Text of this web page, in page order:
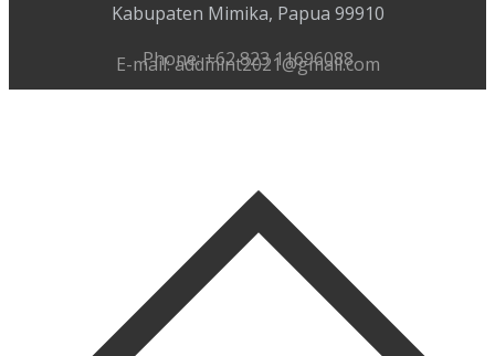
Kabupaten Mimika, Papua 99910
Phone: +62 823 11696088
E-mail: addmint2021@gmail.com